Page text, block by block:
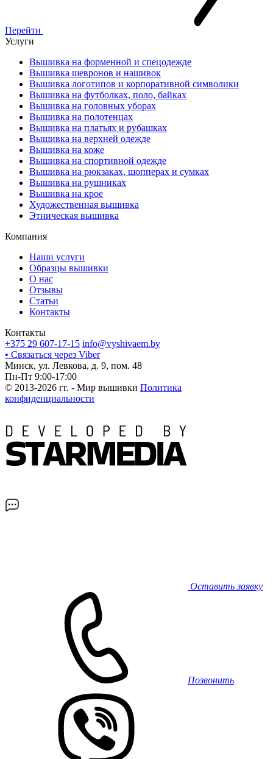
Перейти
Услуги
Вышивка на форменной и спецодeжде
Вышивка шевронов и нашивок
Вышивка логотипов и корпоративной символики
Вышивка на футболках, поло, байках
Вышивка на головных уборах
Вышивка на полотенцах
Вышивка на платьях и рубашках
Вышивка на верхней одежде
Вышивка на коже
Вышивка на спортивной одежде
Вышивка на рюкзаках, шопперах и сумках
Вышивка на рушниках
Вышивка на крое
Художественная вышивка
Этническая вышивка
Компания
Наши услуги
Образцы вышивки
О нас
Отзывы
Статьи
Контакты
Контакты
+375 29 607-17-15 info@vyshivaem.by
• Связаться через Viber
Минск, ул. Левкова, д. 9, пом. 48
Пн-Пт 9:00-17:00
© 2013-2026 гг. - Мир вышивки Политика
конфиденциальности
Оставить заявку
Позвонить